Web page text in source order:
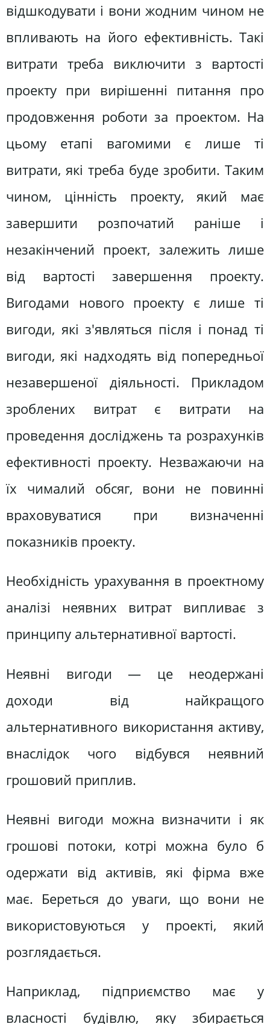
відшкодувати і вони жодним чином не
впливають на його ефективність. Такі
витрати треба виключити з вартості
проекту при вирішенні питання про
продовження роботи за проектом. На
цьому етапі вагомими є лише ті
витрати, які треба буде зробити. Таким
чином, цінність проекту, який має
завершити розпочатий раніше і
незакінчений проект, залежить лише
від вартості завершення проекту.
Вигодами нового проекту є лише ті
вигоди, які з'являться після і понад ті
вигоди, які надходять від попередньої
незавершеної діяльності. Прикладом
зроблених витрат є витрати на
проведення досліджень та розрахунків
ефективності проекту. Незважаючи на
їх чималий обсяг, вони не повинні
враховуватися при визначенні
показників проекту.
Необхідність урахування в проектному
аналізі неявних витрат випливає з
принципу альтернативної вартості.
Неявні вигоди — це неодержані
доходи від найкращого
альтернативного використання активу,
внаслідок чого відбувся неявний
грошовий приплив.
Неявні вигоди можна визначити і як
грошові потоки, котрі можна було б
одержати від активів, які фірма вже
має. Береться до уваги, що вони не
використовуються у проекті, який
розглядається.
Наприклад, підприємство має у
власності будівлю, яку збирається